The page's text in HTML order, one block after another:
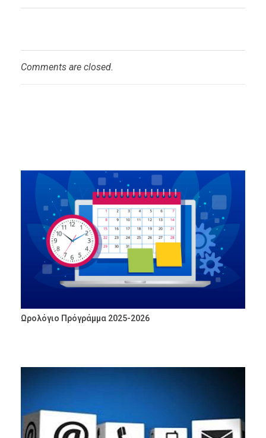
Comments are closed.
Ωρολόγιο Πρόγράμμα 2025-2026